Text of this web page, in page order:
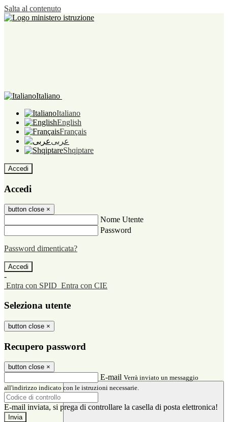
Salta al contenuto
Italiano
Italiano
English
Français
عربى
Shqiptare
Accedi
Accedi
button close ×
Nome Utente
Password
Password dimenticata?
-
Entra con SPID Entra con CIE
Seleziona utente
button close ×
Recupero password
button close ×
E-mail Verrà inviato un messaggio
all'indirizzo indicato con le istruzioni necessarie.
E-mail inviata, si prega di controllare la casella di posta elettronica!